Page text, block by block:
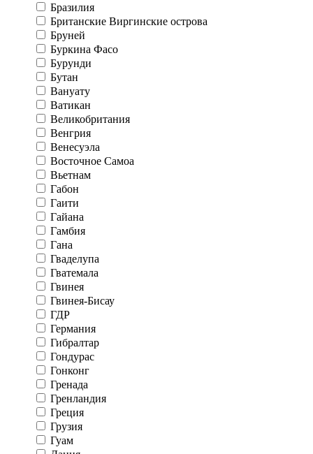
Бразилия
Британские Виргинские острова
Бруней
Буркина Фасо
Бурунди
Бутан
Вануату
Ватикан
Великобритания
Венгрия
Венесуэла
Восточное Самоа
Вьетнам
Габон
Гаити
Гайана
Гамбия
Гана
Гваделупа
Гватемала
Гвинея
Гвинея-Бисау
ГДР
Германия
Гибралтар
Гондурас
Гонконг
Гренада
Гренландия
Греция
Грузия
Гуам